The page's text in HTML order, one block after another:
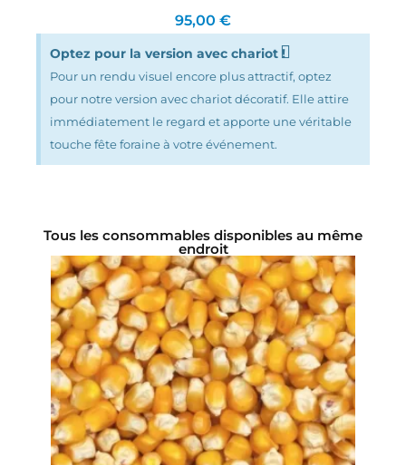
95,00 €
Optez pour la version avec chariot !
Pour un rendu visuel encore plus attractif, optez
pour notre version avec chariot décoratif. Elle attire
immédiatement le regard et apporte une véritable
touche fête foraine à votre événement.
Tous les consommables disponibles au même
endroit
MES LISTES
((MODALTITLE))
((confirmMessage))
CRÉER UNE LISTE D'ENVIES
NOM DE LA LISTE D'ENVIES
Annuler Créer une liste d'envies
CONNEXION
Vous devez être connecté pour ajouter des produits
à votre liste d'envies.